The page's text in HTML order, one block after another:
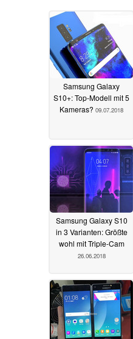
Samsung Galaxy
S10+: Top-Modell mit 5
Kameras? 09.07.2018
Samsung Galaxy S10
in 3 Varianten: Größte
wohl mit Triple-Cam
26.06.2018